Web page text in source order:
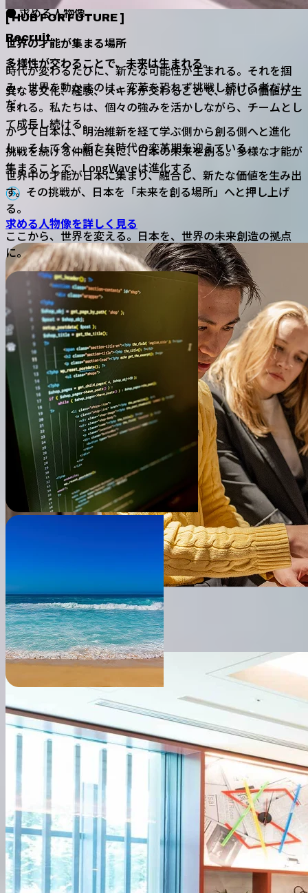
[HUB FOR FUTURE ]
世界の才能が集まる場所
時代が変わるたびに、新たな可能性が生まれる。それを掴
み、世界を動かすのは、変革を恐れず挑戦し続ける者だけ
だ。
かつて日本は、明治維新を経て学ぶ側から創る側へと進化
し、そして今、新たな時代の変革期を迎えている。
世界中の才能が日本に集まり、融合し、新たな価値を生み出
す。その挑戦が、日本を「未来を創る場所」へと押し上げ
る。
ここから、世界を変える。日本を、世界の未来創造の拠点
に。
● 求める人物像
Recruit
多様性が交わることで、未来は生まれる。
異なる文化、経験、スキルが交わることで、新しい価値が生
まれる。私たちは、個々の強みを活かしながら、チームとし
て成長し続ける。
挑戦を続ける仲間と共に、日本の未来を創る。多様な才能が
集まることで、LongWaveは進化する
求める人物像を詳しく見る
● 会社概要
Company